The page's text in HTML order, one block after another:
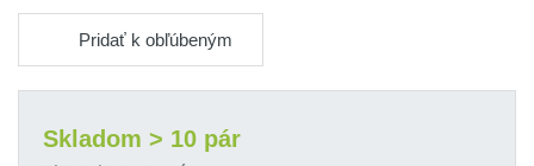
Pridať k obľúbeným
Skladom > 10 pár